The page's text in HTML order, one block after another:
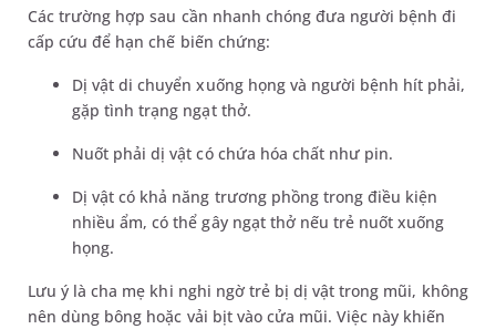
Các trường hợp sau cần nhanh chóng đưa người bệnh đi
cấp cứu để hạn chế biến chứng:
Dị vật di chuyển xuống họng và người bệnh hít phải,
gặp tình trạng ngạt thở.
Nuốt phải dị vật có chứa hóa chất như pin.
Dị vật có khả năng trương phồng trong điều kiện
nhiều ẩm, có thể gây ngạt thở nếu trẻ nuốt xuống
họng.
Lưu ý là cha mẹ khi nghi ngờ trẻ bị dị vật trong mũi, không
nên dùng bông hoặc vải bịt vào cửa mũi. Việc này khiến